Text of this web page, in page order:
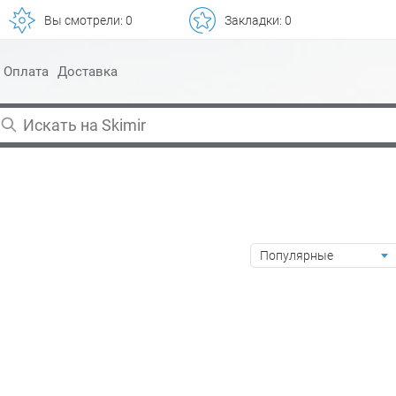
Вы смотрели: 0 Закладки: 0
Оплата Доставка
Популярные